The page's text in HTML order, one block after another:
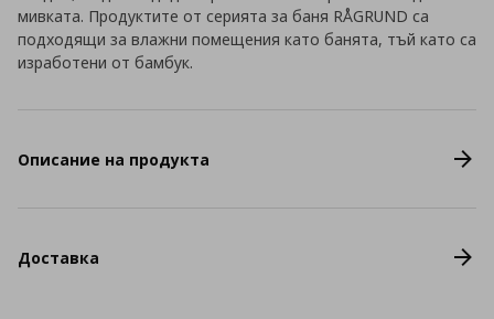
мивката. Продуктите от серията за баня RÅGRUND са
подходящи за влажни помещения като банята, тъй като са
изработени от бамбук.
Описание на продукта
Доставка